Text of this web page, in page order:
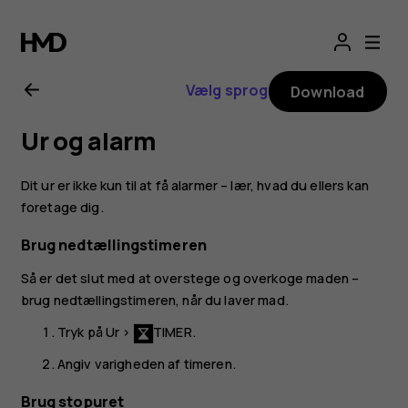
Brugervejledning
til
Nokia
4.2
Vælg sprog Download
Ur og alarm
Dit ur er ikke kun til at få alarmer – lær, hvad du ellers kan
foretage dig.
Brug nedtællingstimeren
Så er det slut med at overstege og overkoge maden –
brug nedtællingstimeren, når du laver mad.
Tryk påUr > TIMER.
Angiv varigheden af timeren.
Brug stopuret